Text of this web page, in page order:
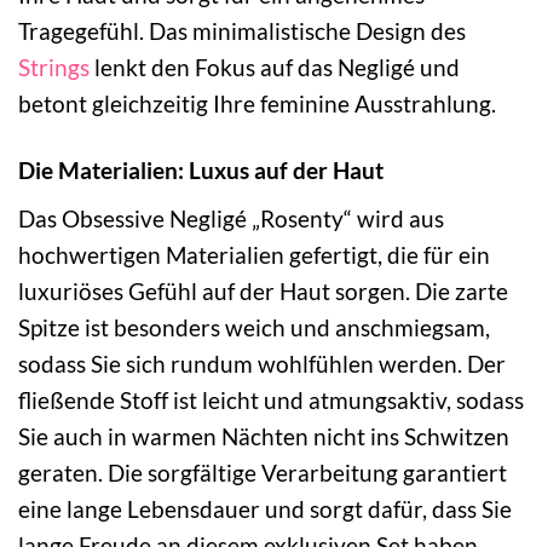
Tragegefühl. Das minimalistische Design des
Strings lenkt den Fokus auf das Negligé und
betont gleichzeitig Ihre feminine Ausstrahlung.
Die Materialien: Luxus auf der Haut
Das Obsessive Negligé „Rosenty“ wird aus
hochwertigen Materialien gefertigt, die für ein
luxuriöses Gefühl auf der Haut sorgen. Die zarte
Spitze ist besonders weich und anschmiegsam,
sodass Sie sich rundum wohlfühlen werden. Der
fließende Stoff ist leicht und atmungsaktiv, sodass
Sie auch in warmen Nächten nicht ins Schwitzen
geraten. Die sorgfältige Verarbeitung garantiert
eine lange Lebensdauer und sorgt dafür, dass Sie